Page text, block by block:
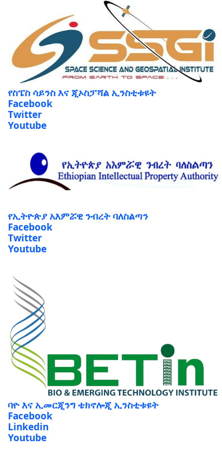
የስፔስ ሳይንስ እና ጂኦስፓሻል ኢንስቲቱዩት
Facebook
Twitter
Youtube
የኢትዮጵያ አእምሯዊ ንብረት ባለስልጣን
Facebook
Twitter
Youtube
ባዮ እና ኢመርጂንግ ቴክኖሎጂ ኢንስቲቱዩት
Facebook
Linkedin
Youtube